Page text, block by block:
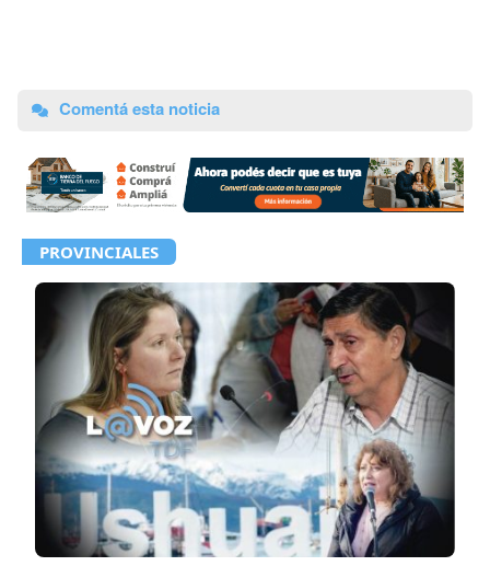
Comentá esta noticia
PROVINCIALES